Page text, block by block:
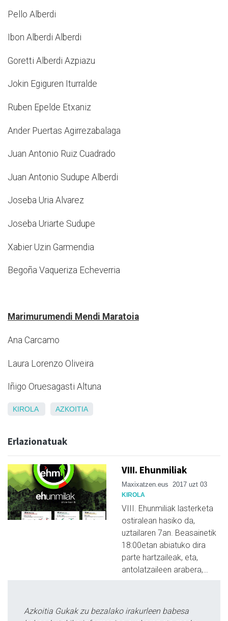
Pello Alberdi
Ibon Alberdi Alberdi
Goretti Alberdi Azpiazu
Jokin Egiguren Iturralde
Ruben Epelde Etxaniz
Ander Puertas Agirrezabalaga
Juan Antonio Ruiz Cuadrado
Juan Antonio Sudupe Alberdi
Joseba Uria Alvarez
Joseba Uriarte Sudupe
Xabier Uzin Garmendia
Begoña Vaqueriza Echeverria
Marimurumendi Mendi Maratoia
Ana Carcamo
Laura Lorenzo Oliveira
Iñigo Oruesagasti Altuna
KIROLA AZKOITIA
Erlazionatuak
VIII. Ehunmiliak
Maxixatzen.eus 2017 uzt 03
KIROLA
VIII. Ehunmiliak lasterketa
ostiralean hasiko da,
uztailaren 7an. Beasainetik
18:00etan abiatuko dira
parte hartzaileak, eta,
antolatzaileen arabera,…
Azkoitia Gukak zu bezalako irakurleen babesa